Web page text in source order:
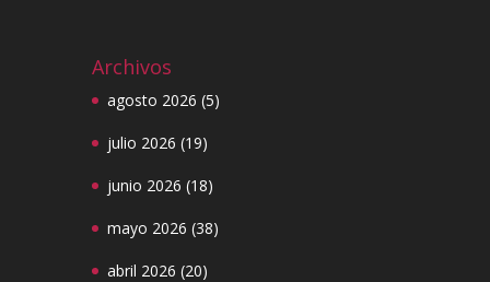
Archivos
agosto 2026 (5)
julio 2026 (19)
junio 2026 (18)
mayo 2026 (38)
abril 2026 (20)